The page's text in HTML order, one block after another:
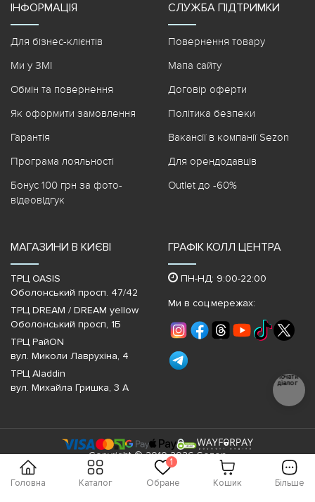
Головна Каталог Обране
1
Кошик Більше
ІНФОРМАЦІЯ
Для бізнес-клієнтів
Ми у ЗМІ
Обмін та повернення
Як оформити замовлення
Гарантія
Програма лояльності
Бонус 100 грн за фото-
відеовідгук
СЛУЖБА ПІДТРИМКИ
Повернення товару
Мапа сайту
Договір оферти
Політика безпеки
Вакансії в компанії Sezon
Для орендодавців
Outlet до -60%
МАГАЗИНИ В КИЄВІ
ТРЦ OASIS
Оболонський просп. 47/42
ТРЦ DREAM / DREAM yellow
Оболонський просп, 1Б
ТРЦ РайON
вул. Миколи Лаврухіна, 4
ТРЦ Aladdin
вул. Михайла Гришка, 3 А
ГРАФІК КОЛЛ ЦЕНТРА
ПН-НД: 9:00-22:00
Ми в соц.мережах:
Copyright © 2010-2026 Sezon
Почати
діалог